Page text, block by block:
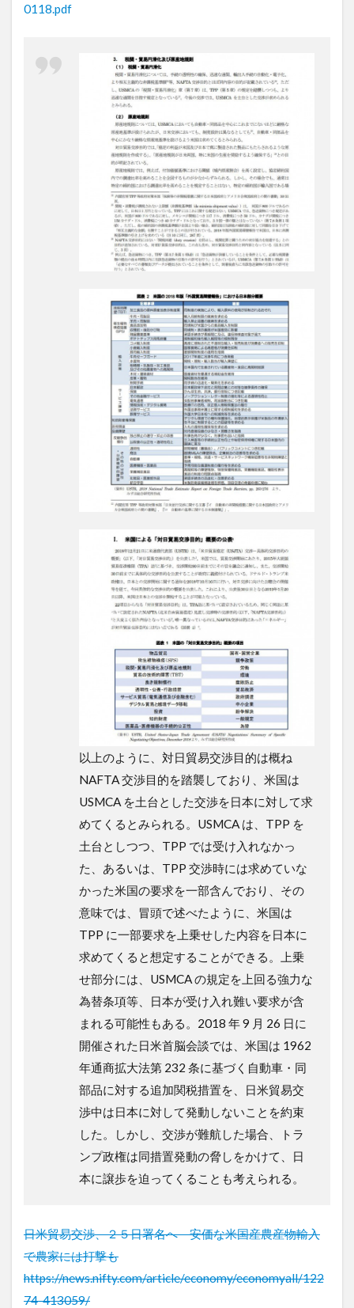
0118.pdf
以上のように、対日貿易交渉目的は概ね
NAFTA 交渉目的を踏襲しており、米国は
USMCA を土台とした交渉を日本に対して求
めてくるとみられる。USMCA は、TPP を
土台としつつ、TPP では受け入れなかっ
た、あるいは、TPP 交渉時には求めていな
かった米国の要求を一部含んでおり、その
意味では、冒頭で述べたように、米国は
TPP に一部要求を上乗せした内容を日本に
求めてくると想定することができる。上乗
せ部分には、USMCA の規定を上回る強力な
為替条項等、日本が受け入れ難い要求が含
まれる可能性もある。2018 年 9 月 26 日に
開催された日米首脳会談では、米国は 1962
年通商拡大法第 232 条に基づく自動車・同
部品に対する追加関税措置を、日米貿易交
渉中は日本に対して発動しないことを約束
した。しかし、交渉が難航した場合、トラ
ンプ政権は同措置発動の脅しをかけて、日
本に譲歩を迫ってくることも考えられる。
日米貿易交渉、２５日署名へ 安価な米国産農産物輸入
で農家には打撃も
https://news.nifty.com/article/economy/economyall/122
74-413059/